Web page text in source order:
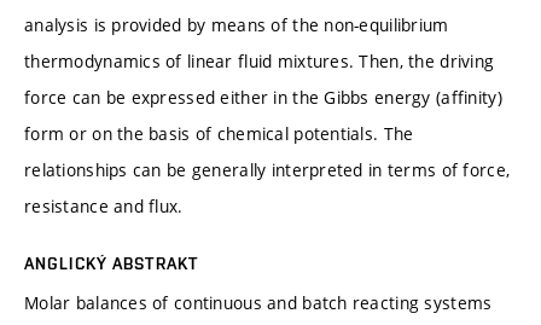
analysis is provided by means of the non-equilibrium
thermodynamics of linear fluid mixtures. Then, the driving
force can be expressed either in the Gibbs energy (affinity)
form or on the basis of chemical potentials. The
relationships can be generally interpreted in terms of force,
resistance and flux.
ANGLICKÝ ABSTRAKT
Molar balances of continuous and batch reacting systems